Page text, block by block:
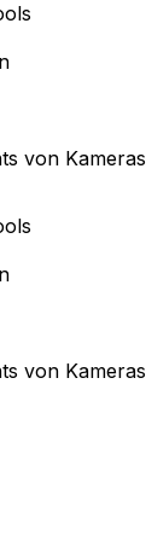
von Kameras
von Kameras